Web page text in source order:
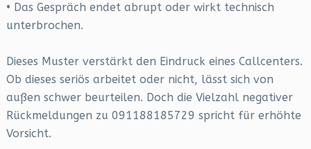
• Das Gespräch endet abrupt oder wirkt technisch
unterbrochen.
Dieses Muster verstärkt den Eindruck eines Callcenters.
Ob dieses seriös arbeitet oder nicht, lässt sich von
außen schwer beurteilen. Doch die Vielzahl negativer
Rückmeldungen zu 091188185729 spricht für erhöhte
Vorsicht.